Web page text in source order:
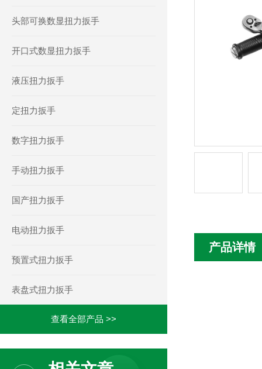
头部可换数显扭力扳手
开口式数显扭力扳手
液压扭力扳手
定扭力扳手
数字扭力扳手
手动扭力扳手
国产扭力扳手
电动扭力扳手
预置式扭力扳手
表盘式扭力扳手
查看全部产品 >>
产品详情